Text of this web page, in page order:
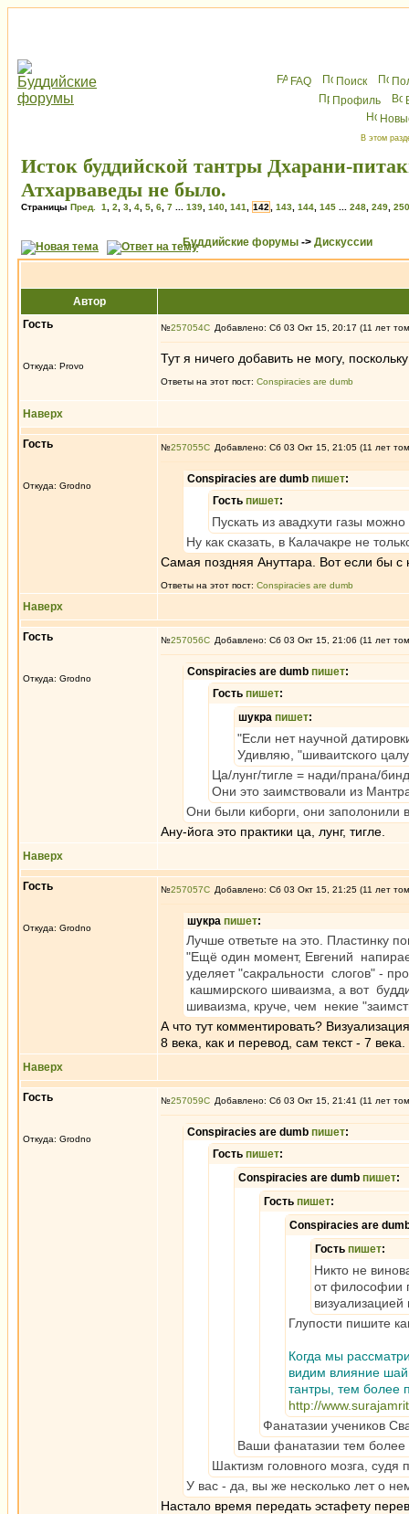
FAQ Поиск
Профиль
В этом
Исток буддийской тантры Дхарани-
Атхарваведы не было.
Страницы Пред. 1 2 3 4 5 6 7 139 140 141 142 143 144 145 248 249 250
Буддийские форумы -> Дискуссии
Автор
Гость
Откуда: Provo
№257054 Добавлено: Сб 03 Окт 15, 20:17 (11 лет
Тут я ничего добавить не могу,
Ответы на этот пост: Conspiracies are dumb
Наверх
Гость
Откуда: Grodno
№257055 Добавлено: Сб 03 Окт 15, 21:05 (11 лет
Conspiracies are dumb пишет:
Гость пишет:
Пускать из авадхути газы
Ну как сказать, в Калачакре не
Самая поздняя Ануттара. Вот если бы с
Ответы на этот пост: Conspiracies are dumb
Наверх
Гость
Откуда: Grodno
№257056 Добавлено: Сб 03 Окт 15, 21:06 (11 лет
Conspiracies are dumb пишет:
Гость пишет:
шукра пишет:
"Если нет научной
Удивляю, "шиваитского
Ца/лунг/тигле = нади/прана/
Они это заимствовали из
Они были киборги, они заполонили
Ану-йога это практики ца, лунг, тигле.
Наверх
Гость
Откуда: Grodno
№257057 Добавлено: Сб 03 Окт 15, 21:25 (11 лет
шукра пишет:
Лучше ответьте на это. Пластинку
"Ещё один момент, Евгений
уделяет "сакральности слогов" -
кашмирского шиваизма, а вот
шиваизма, круче, чем некие
А что тут комментировать?
8 века, как и перевод, сам текст - 7
Наверх
Гость
Откуда: Grodno
№257059 Добавлено: Сб 03 Окт 15, 21:41 (11 лет
Conspiracies are dumb пишет:
Гость пишет:
Conspiracies are dumb пишет:
Гость пишет:
Conspiracies are
Гость пишет:
Никто не
от философии
визуализацией
Глупости пишите
Когда мы
видим влияние
тантры, тем более
http://
Фанатазии учеников
Ваши фанатазии тем
Шактизм головного мозга, судя
У вас - да, вы же несколько лет о
Настало время передать эстафету